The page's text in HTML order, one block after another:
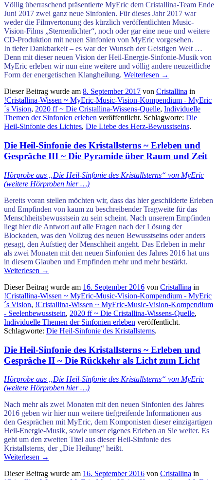
Völlig überraschend präsentierte MyEric dem Cristallina-Team Ende
Juni 2017 zwei ganz neue Sinfonien. Für dieses Jahr 2017 war
weder die Filmvertonung des kürzlich veröffentlichten Music-
Vision-Films „Sternenlichter“, noch oder gar eine neue und weitere
CD-Produktion mit neuen Sinfonien von MyEric vorgesehen.
In tiefer Dankbarkeit – es war der Wunsch der Geistigen Welt …
Denn mit dieser neuen Vision der Heil-Energie-Sinfonie-Musik von
MyEric erleben wir nun eine weitere und völlig andere neuzeitliche
Form der energetischen Klangheilung. Weiterlesen →
Dieser Beitrag wurde am 8. September 2017 von Cristallina in
!Cristallina-Wissen ~ MyEric-Music-Vision-Kompendium - MyEric
´s Vision, 2020 ff ~ Die Cristallina-Wissens-Quelle, Individuelle
Themen der Sinfonien erleben veröffentlicht. Schlagworte: Die
Heil-Sinfonie des Lichtes, Die Liebe des Herz-Bewusstseins.
Die Heil-Sinfonie des Kristallsterns ~ Erleben und
Gespräche III ~ Die Pyramide über Raum und Zeit
Hörprobe aus „Die Heil-Sinfonie des Kristallsterns“ von MyEric
(weitere Hörproben hier …)
Bereits voran stellen möchten wir, dass das hier geschilderte Erleben
und Empfinden von kaum zu beschreibender Tragweite für das
Menschheitsbewusstsein zu sein scheint. Nach unserem Empfinden
liegt hier die Antwort auf alle Fragen nach derLösung der
Blockaden, was den Vollzug des neuen Bewusstseins oder anders
gesagt, den Aufstieg der Menschheit angeht. Das Erleben in mehr
als zwei Monaten mit den neuen Sinfonien des Jahres 2016 hat uns
in diesem Glauben und Empfinden mehr und mehr bestärkt.
Weiterlesen →
Dieser Beitrag wurde am 16. September 2016 von Cristallina in
!Cristallina-Wissen ~ MyEric-Music-Vision-Kompendium - MyEric
´s Vision, !Cristallina-Wissen ~ MyEric-Music-Vision-Kompendium
- Seelenbewusstsein, 2020 ff ~ Die Cristallina-Wissens-Quelle,
Individuelle Themen der Sinfonien erleben veröffentlicht.
Schlagworte: Die Heil-Sinfonie des Kristallsterns.
Die Heil-Sinfonie des Kristallsterns ~ Erleben und
Gespräche II ~ Die Rückkehr als Licht zum Licht
Hörprobe aus „Die Heil-Sinfonie des Kristallsterns“ von MyEric
(weitere Hörproben hier …)
Nach mehr als zwei Monaten mit den neuen Sinfonien des Jahres
2016 geben wir hier nun weitere tiefgreifende Informationen aus
den Gesprächen mit MyEric, dem Komponisten dieser einzigartigen
Heil-Energie-Musik, sowie unser eigenes Erleben an Sie weiter. Es
geht um den zweiten Titel aus dieser Heil-Sinfonie des
Kristallsterns, der „Die Heilung“ heißt.
Weiterlesen →
Dieser Beitrag wurde am 16. September 2016 von Cristallina in